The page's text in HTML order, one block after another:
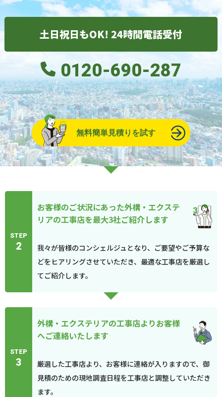
土日祝日もOK! 24時間電話受付
0120-690-287
無料簡単見積りを試す
STEP
2
お客様のご状況にあった外構・エクステ
リアの工事店を最大3社ご紹介します
我々が皆様のコンシェルジュとなり、ご要望やご予算な
どをヒアリングさせていただき、最適な工事店を厳選し
てご紹介します。
STEP
3
外構・エクステリアの工事店よりお客様
へご連絡いたします
厳選した工事店より、お客様に連絡が入りますので、御
見積のための現地調査日程を工事店と調整していただき
ます。